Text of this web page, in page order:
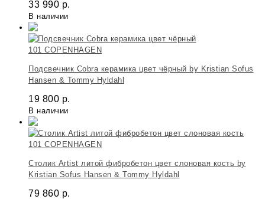
33 990 р.
В наличии
101 COPENHAGEN
Подсвечник Cobra керамика цвет чёрный by Kristian Sofus
Hansen & Tommy Hyldahl
19 800 р.
В наличии
101 COPENHAGEN
Столик Artist литой фибробетон цвет слоновая кость by
Kristian Sofus Hansen & Tommy Hyldahl
79 860 р.